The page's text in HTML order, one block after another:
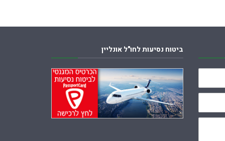
ביטוח נסיעות לחו"ל אונליין